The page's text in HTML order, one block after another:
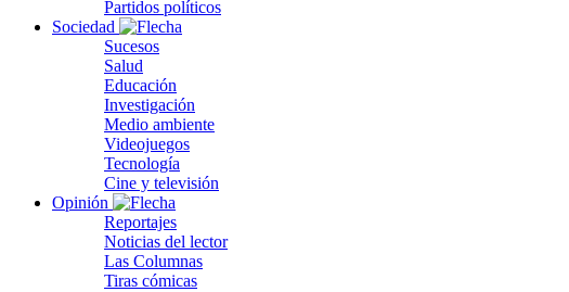
Partidos políticos
Sociedad
Sucesos
Salud
Educación
Investigación
Medio ambiente
Videojuegos
Tecnología
Cine y televisión
Opinión
Reportajes
Noticias del lector
Las Columnas
Tiras cómicas